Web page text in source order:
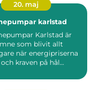
20. maj
karlstad
Karlstad är
som blivit allt
när energipriserna
kraven på hål...